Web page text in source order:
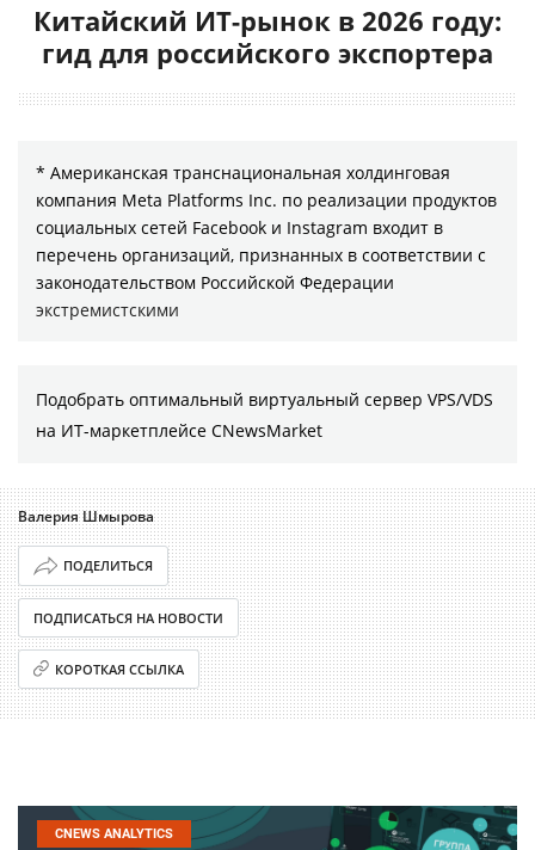
Китайский ИТ-рынок в 2026 году:
гид для российского экспортера
* Американская транснациональная холдинговая
компания Meta Platforms Inc. по реализации продуктов
социальных сетей Facebook и Instagram входит в
перечень организаций, признанных в соответствии с
законодательством Российской Федерации
экстремистскими
Подобрать оптимальный виртуальный сервер VPS/VDS
на ИТ-маркетплейсе CNewsMarket
Валерия Шмырова
ПОДЕЛИТЬСЯ
ПОДПИСАТЬСЯ НА НОВОСТИ
КОРОТКАЯ ССЫЛКА
CNEWS ANALYTICS